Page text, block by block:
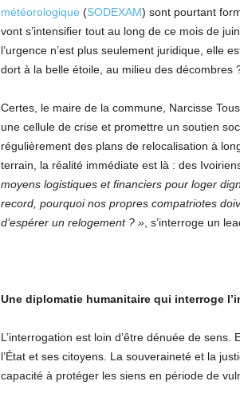
météorologique (SODEXAM) sont pourtant
vont s’intensifier tout au long de ce mois de
l’urgence n’est plus seulement juridique, elle
dort à la belle étoile, au milieu des décombres
Certes, le maire de la commune, Narcisse
une cellule de crise et promettre un soutien
régulièrement des plans de relocalisation à
terrain, la réalité immédiate est là : des
moyens logistiques et financiers pour loger
record, pourquoi nos propres compatriotes
d’espérer un relogement ? », s’interroge un
Une diplomatie humanitaire qui interroge
L’interrogation est loin d’être dénuée de
l’État et ses citoyens. La souveraineté et la
capacité à protéger les siens en période de